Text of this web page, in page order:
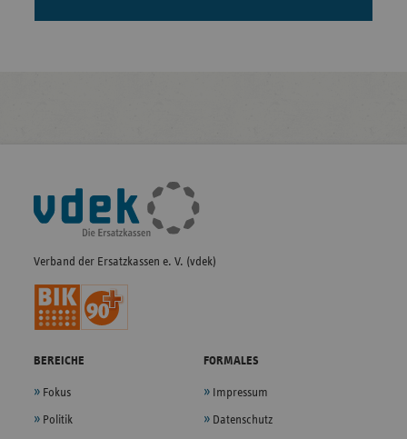
Fußleisten-
Navigation
Verband der Ersatzkassen e. V. (vdek)
BEREICHE
Fokus
Politik
FORMALES
Impressum
Datenschutz